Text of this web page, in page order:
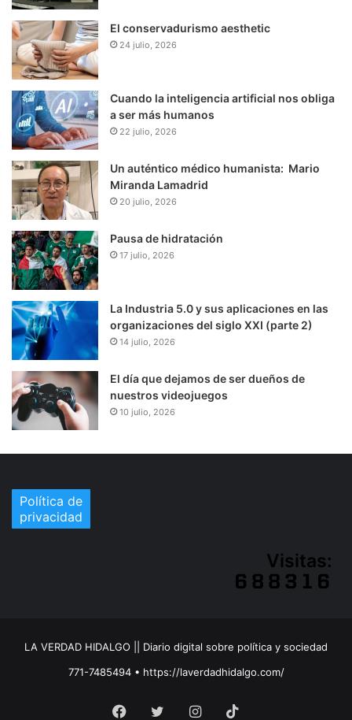
El conservadurismo aesthetic
24 julio, 2026
Cuando la inteligencia artificial nos obliga
a ser más humanos
22 julio, 2026
Un auténtico médico humanista: Mario
Miranda Lamadrid
20 julio, 2026
Pausa de hidratación
17 julio, 2026
La Industria 5.0 y sus aplicaciones en las
organizaciones del siglo XXI (parte 2)
14 julio, 2026
El día que dejamos de ser dueños de
nuestros videojuegos
10 julio, 2026
Política de
privacidad
Visitas:
LA VERDAD HIDALGO || Diario digital sobre política y sociedad
771-7485494 • https://laverdadhidalgo.com/
Facebook
TwitterInstagram